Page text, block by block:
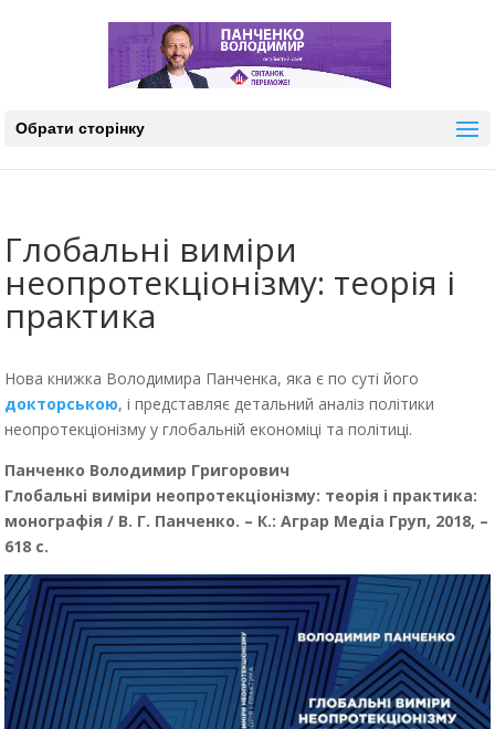
Обрати сторінку
Глобальні виміри
неопротекціонізму: теорія і
практика
Нова книжка Володимира Панченка, яка є по суті його
докторською, і представляє детальний аналіз політики
неопротекціонізму у глобальній економіці та політиці.
Панченко Володимир Григорович
Глобальні виміри неопротекціонізму: теорія і практика:
монографія / В. Г. Панченко. – К.: Аграр Медіа Груп, 2018, –
618 с.